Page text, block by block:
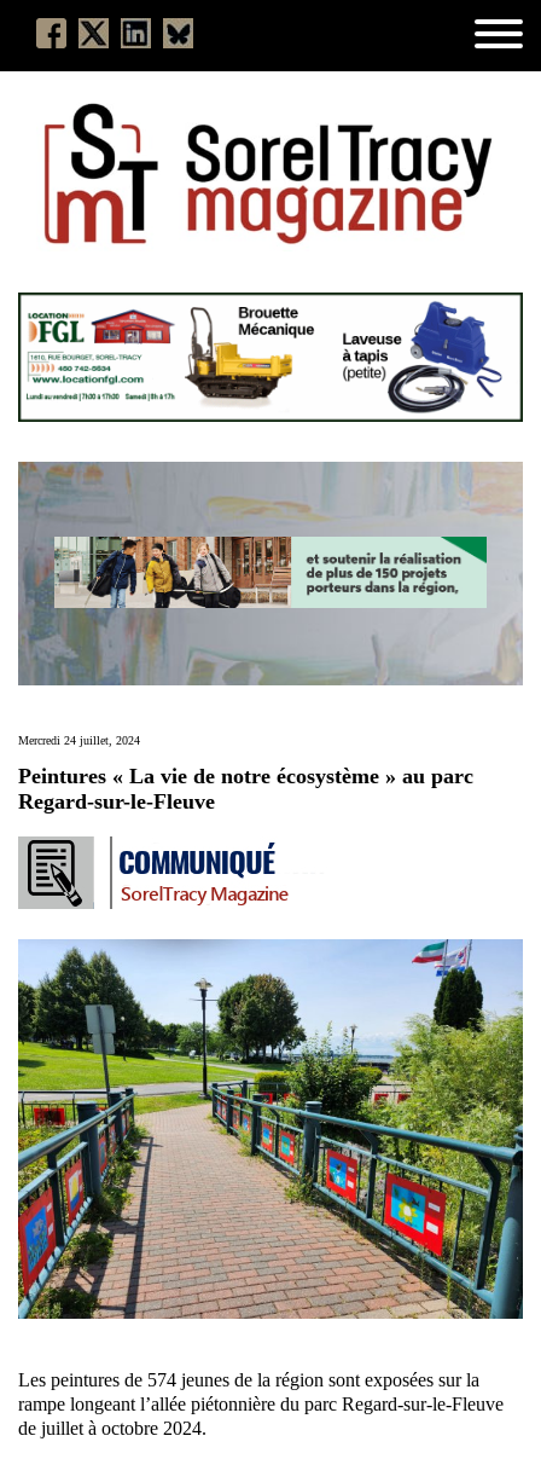
Mercredi 24 juillet, 2024
Peintures « La vie de notre écosystème » au parc
Regard-sur-le-Fleuve
Les peintures de 574 jeunes de la région sont exposées sur la
rampe longeant l’allée piétonnière du parc Regard-sur-le-Fleuve
de juillet à octobre 2024.